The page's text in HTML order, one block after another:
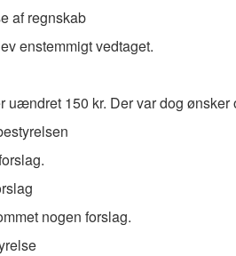
af regnskab
enstemmigt vedtaget.
uændret 150 kr. Der var dog
nogen forslag.